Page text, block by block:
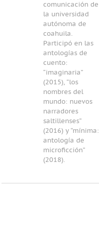
comunicación de
la universidad
autónoma de
coahuila.
Participó en las
antologías de
cuento:
“imaginaria”
(2015), “los
nombres del
mundo: nuevos
narradores
saltillenses”
(2016) y “mínima:
antología de
microficción”
(2018).